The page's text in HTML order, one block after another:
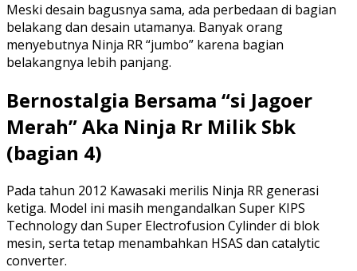
Meski desain bagusnya sama, ada perbedaan di bagian
belakang dan desain utamanya. Banyak orang
menyebutnya Ninja RR “jumbo” karena bagian
belakangnya lebih panjang.
Bernostalgia Bersama “si Jagoer
Merah” Aka Ninja Rr Milik Sbk
(bagian 4)
Pada tahun 2012 Kawasaki merilis Ninja RR generasi
ketiga. Model ini masih mengandalkan Super KIPS
Technology dan Super Electrofusion Cylinder di blok
mesin, serta tetap menambahkan HSAS dan catalytic
converter.